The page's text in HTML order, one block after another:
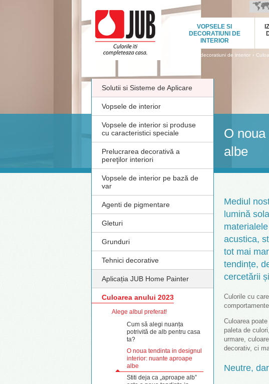
VOPSELE SI
DECORATIUNI DE
INTERIOR
Vopsele si decoratiuni de interior ›
Solutii si Sisteme de Aplicare
Vopsele de interior
Vopsele de interior si produse
cu caracteristici speciale
Prelucrarea decorativă a
pereţilor interiori
Vopsele de interior pe bază de
var
Agenti de pigmentare
Gleturi
Grunduri
Tehnici decorative
Aplicația JUB Home Painter
Culoarea anului 2023
Alege albul preferat!
Cum să alegi nuanța
potrivită de alb pentru casa
ta?
O noua tendinta in designul
interior: nuante aproape
albe
Stiti deja ca „aproape alb”
O
albe
Mediul
lumină
acustica,
tot mai
tendințe,
cercetării
Culorile cu
Culoarea
paleta de
urmare,
decorativ, ci
Neutre,